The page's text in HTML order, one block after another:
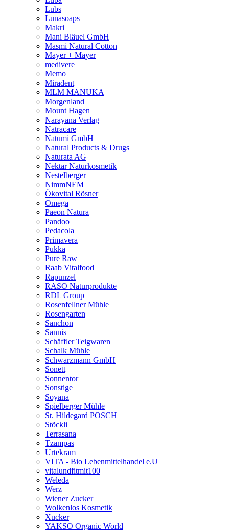
Lubs
Lunasoaps
Makri
Mani Bläuel GmbH
Masmi Natural Cotton
Mayer + Mayer
medivere
Memo
Miradent
MLM MANUKA
Morgenland
Mount Hagen
Narayana Verlag
Natracare
Natumi GmbH
Natural Products & Drugs
Naturata AG
Nektar Naturkosmetik
Nestelberger
NimmNEM
Ökovital Rösner
Omega
Paeon Natura
Pandoo
Pedacola
Primavera
Pukka
Pure Raw
Raab Vitalfood
Rapunzel
RASO Naturprodukte
RDL Group
Rosenfellner Mühle
Rosengarten
Sanchon
Sannis
Schäffler Teigwaren
Schalk Mühle
Schwarzmann GmbH
Sonett
Sonnentor
Sonstige
Soyana
Spielberger Mühle
St. Hildegard POSCH
Stöckli
Terrasana
Tzampas
Urtekram
VITA - Bio Lebenmittelhandel e.U
vitalundfitmit100
Weleda
Werz
Wiener Zucker
Wolkenlos Kosmetik
Xucker
YAKSO Organic World